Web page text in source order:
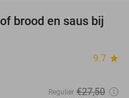
28%
brood en saus bij
9.7 star
Regulier €27,50